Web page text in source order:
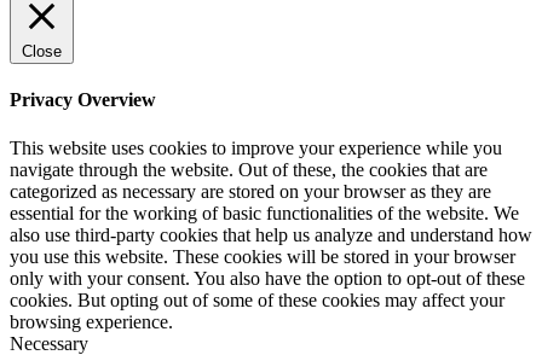
Close
Privacy Overview
This website uses cookies to improve your experience while you
navigate through the website. Out of these, the cookies that are
categorized as necessary are stored on your browser as they are
essential for the working of basic functionalities of the website. We
also use third-party cookies that help us analyze and understand how
you use this website. These cookies will be stored in your browser
only with your consent. You also have the option to opt-out of these
cookies. But opting out of some of these cookies may affect your
browsing experience.
Necessary